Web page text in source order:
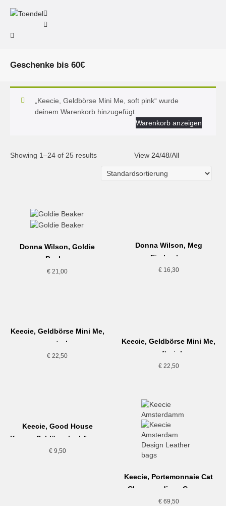
Geschenke bis 60€
„Keecie, Geldbörse Mini Me, soft pink“ wurde
deinem Warenkorb hinzugefügt.
Warenkorb anzeigen
Showing 1–24 of 25 results View 24/48/All
Donna Wilson, Goldie
Becher
€ 21,00
Donna Wilson, Meg
Eierbecher
€16,30
Keecie, Geldbörse Mini Me,
petrol
€ 22,50
Keecie, Geldbörse Mini Me,
soft pink
€22,50
Keecie, Good House
Keeper Schlüsselanhänger,
gold
€9,50
Keecie, Portemonnaie Cat
Chase medium, Cognac
€69,50